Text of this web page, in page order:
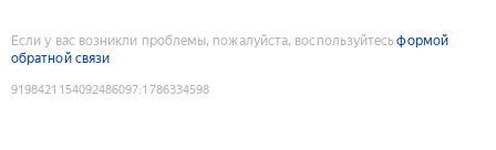
Если у вас возникли проблемы, пожалуйста, воспользуйтесьформой
обратной связи
9198421154092486097:1786334598